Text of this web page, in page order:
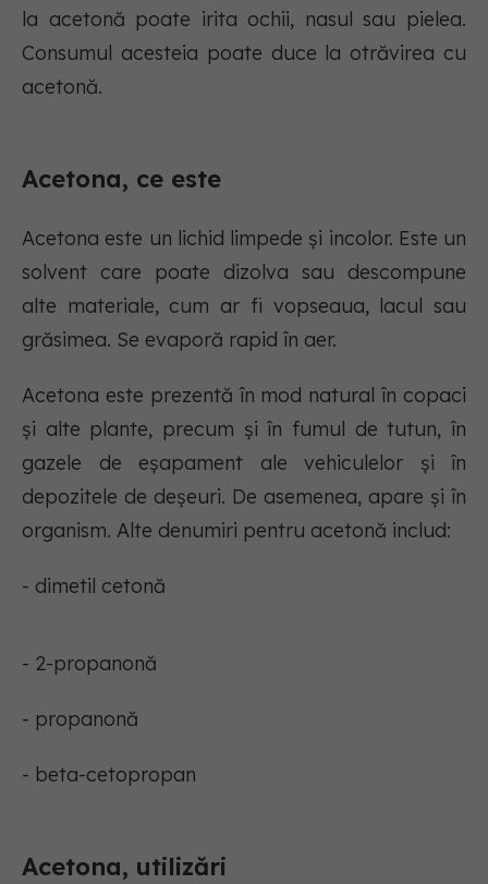
la acetonă poate irita ochii, nasul sau pielea.
Consumul acesteia poate duce la otrăvirea cu
acetonă.
Acetona, ce este
Acetona este un lichid limpede și incolor. Este un
solvent care poate dizolva sau descompune
alte materiale, cum ar fi vopseaua, lacul sau
grăsimea. Se evaporă rapid în aer.
Acetona este prezentă în mod natural în copaci
și alte plante, precum și în fumul de tutun, în
gazele de eșapament ale vehiculelor și în
depozitele de deșeuri. De asemenea, apare și în
organism. Alte denumiri pentru acetonă includ:
- dimetil cetonă
- 2-propanonă
- propanonă
- beta-cetopropan
Acetona, utilizări